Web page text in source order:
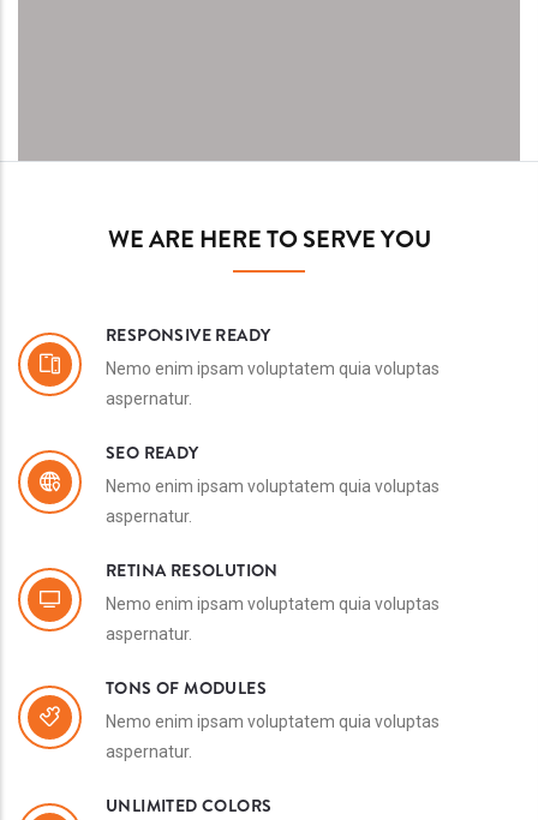
WE ARE HERE TO SERVE YOU
RESPONSIVE READY
Nemo enim ipsam voluptatem quia voluptas
aspernatur.
SEO READY
Nemo enim ipsam voluptatem quia voluptas
aspernatur.
RETINA RESOLUTION
Nemo enim ipsam voluptatem quia voluptas
aspernatur.
TONS OF MODULES
Nemo enim ipsam voluptatem quia voluptas
aspernatur.
UNLIMITED COLORS